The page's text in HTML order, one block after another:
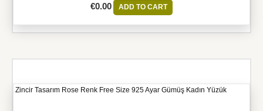
€0.00 ADD TO CART
Zincir Tasarım Rose Renk Free Size 925 Ayar Gümüş Kadın Yüzük